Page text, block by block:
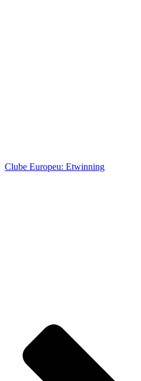
Clube Europeu: Etwinning